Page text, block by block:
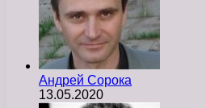
Андрей Сорока
13.05.2020